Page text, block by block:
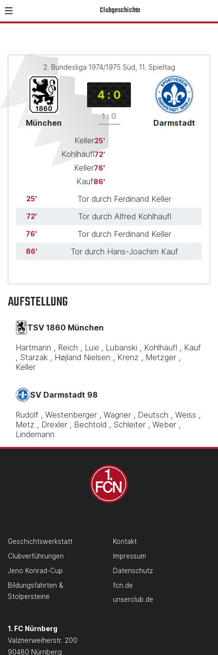
Clubgeschichte
2. Bundesliga 1974/1975 Süd, 11. Spieltag
München
4 : 0
1 : 0
Darmstadt
Keller25
Kohlhäufl72
Keller76
Kauf86
25 Tor durch Ferdinand Keller
72 Tor durch Alfred Kohlhäufl
76 Tor durch Ferdinand Keller
86 Tor durch Hans-Joachim Kauf
AUFSTELLUNG
TSV 1860 München
Hartmann Reich Luxi Lubanski Kohlhäufl
Kauf
Starzak
Højland Nielsen Krenz
Metzger
Keller
SV Darmstadt 98
Rudolf Westenberger Wagner Deutsch
Weiss
Metz
Drexler Bechtold Schleiter
Weber
Lindemann
Geschichtswerkstatt
Clubverführungen
Jenö Konrad-Cup
Bildungsfahrten &
Stolpersteine
Kontakt
Impressum
Datenschutz
fcn.de
unserclub.de
1. FC Nürnberg
Valznerweiherstr. 200
90480 Nürnberg